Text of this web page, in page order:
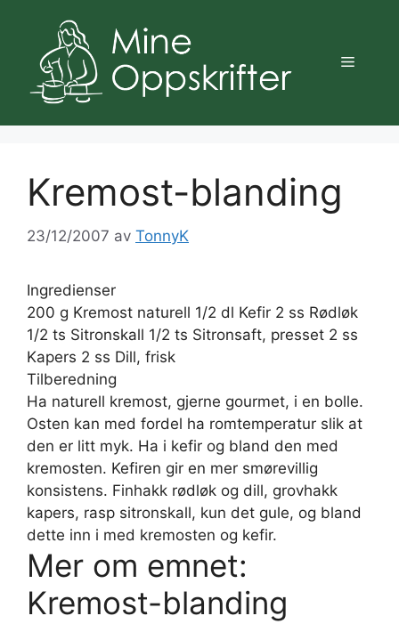
innhold
Meny
Kremost-blanding
23/12/2007 av TonnyK
Ingredienser
200 g Kremost naturell 1/2 dl Kefir 2 ss Rødløk
1/2 ts Sitronskall 1/2 ts Sitronsaft, presset 2 ss
Kapers 2 ss Dill, frisk
Tilberedning
Ha naturell kremost, gjerne gourmet, i en bolle.
Osten kan med fordel ha romtemperatur slik at
den er litt myk. Ha i kefir og bland den med
kremosten. Kefiren gir en mer smørevillig
konsistens. Finhakk rødløk og dill, grovhakk
kapers, rasp sitronskall, kun det gule, og bland
dette inn i med kremosten og kefir.
Mer om emnet:
Kremost-blanding